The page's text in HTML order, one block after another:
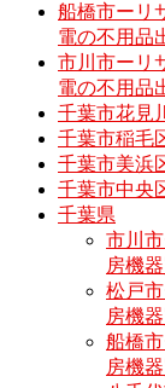
船橋市ーリ
電の不用品
市川市ーリ
電の不用品
千葉市花見
千葉市稲毛
千葉市美浜
千葉市中央
千葉県
市川
房機
松戸
房機
船橋
房機